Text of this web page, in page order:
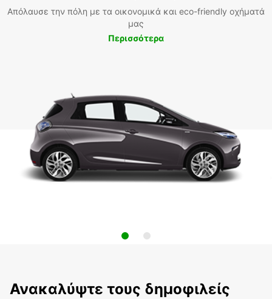
Απόλαυσε την πόλη με τα οικονομικά και eco-friendly οχήματά
μας
Περισσότερα
Ανακαλύψτε τους δημοφιλείς